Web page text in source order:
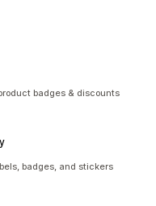
badges & discounts
badges, and stickers